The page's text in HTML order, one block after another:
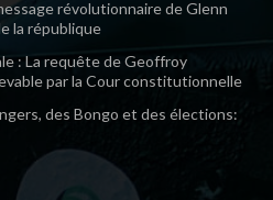
révolutionnaire de Glenn
la république
: La requête de Geoffroy
par la Cour constitutionnelle
des Bongo et des élections: